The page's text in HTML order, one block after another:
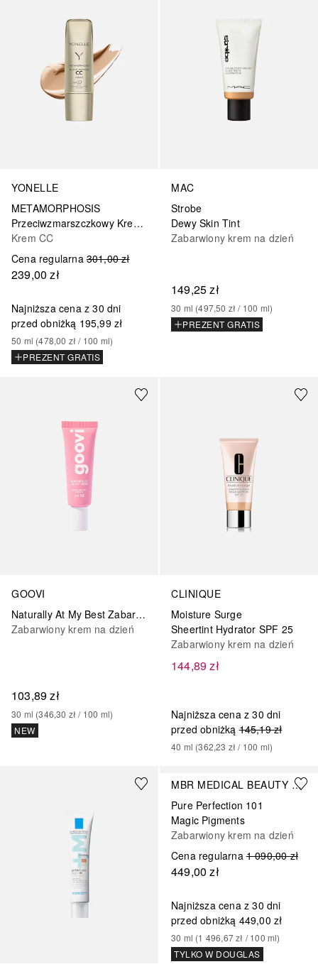
YONELLE
METAMORPHOSIS
Przeciwzmarszczkowy Krem CC SPF 10
Krem CC
Cena regularna 301,00 zł
239,00 zł
Najniższa cena z 30 dni
przed obniżką 195,99 zł
50 ml (478,00 zł / 100 ml)
PREZENT GRATIS
MAC
Strobe
Dewy Skin Tint
Zabarwiony krem na dzień
149,25 zł
30 ml (497,50 zł / 100 ml)
PREZENT GRATIS
GOOVI
Naturally At My Best Zabarwiony krem upiększający
Zabarwiony krem na dzień
103,89 zł
30 ml (346,30 zł / 100 ml)
NEW
CLINIQUE
Moisture Surge
Sheertint Hydrator SPF 25
Zabarwiony krem na dzień
144,89 zł
Najniższa cena z 30 dni
przed obniżką 145,19 zł
40 ml (362,23 zł / 100 ml)
MBR MEDICAL BEAUTY RESEARCH
Pure Perfection 101
Magic Pigments
Zabarwiony krem na dzień
Cena regularna 1 090,00 zł
449,00 zł
Najniższa cena z 30 dni
przed obniżką 449,00 zł
30 ml (1 496,67 zł / 100 ml)
TYLKO W DOUGLAS